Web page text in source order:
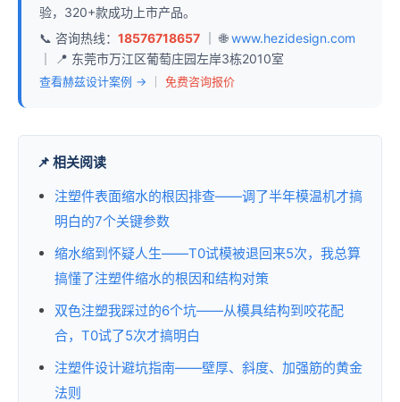
验，320+款成功上市产品。
📞 咨询热线： 18576718657 ｜ 🌐www.hezidesign.com
｜ 📍 东莞市万江区葡萄庄园左岸3栋2010室
查看赫兹设计案例 → 免费咨询报价
📌 相关阅读
注塑件表面缩水的根因排查——调了半年模温机才搞
明白的7个关键参数
缩水缩到怀疑人生——T0试模被退回来5次，我总算
搞懂了注塑件缩水的根因和结构对策
双色注塑我踩过的6个坑——从模具结构到咬花配
合，T0试了5次才搞明白
注塑件设计避坑指南——壁厚、斜度、加强筋的黄金
法则